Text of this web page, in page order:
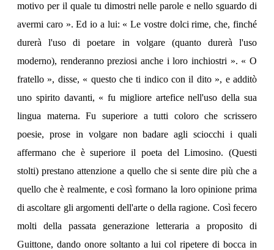
motivo per il quale tu dimostri nelle parole e nello sguardo di
avermi caro ». Ed io a lui: « Le vostre dolci rime, che, finché
durerà l'uso di poetare in volgare (quanto durerà l'uso
moderno), renderanno preziosi anche i loro inchiostri ». « O
fratello », disse, « questo che ti indico con il dito », e additò
uno spirito davanti, « fu migliore artefice nell'uso della sua
lingua materna. Fu superiore a tutti coloro che scrissero
poesie, prose in volgare non badare agli sciocchi i quali
affermano che è superiore il poeta del Limosino. (Questi
stolti) prestano attenzione a quello che si sente dire più che a
quello che è realmente, e così formano la loro opinione prima
di ascoltare gli argomenti dell'arte o della ragione. Così fecero
molti della passata generazione letteraria a proposito di
Guittone, dando onore soltanto a lui col ripetere di bocca in